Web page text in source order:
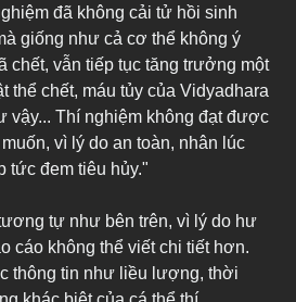
đã không cải tử hồi sinh
giống như cả cơ thể không ý
chết, vẫn tiếp tục tăng trưởng một
thể chết, máu tủy của Vidyadhara
vậy... Thí nghiệm không đạt được
vì lý do an toàn, nhân lúc
đem tiêu hủy."
tự như bên trên, vì lý do hư
cáo không thể viết chi tiết hơn.
thông tin như liều lượng, thời